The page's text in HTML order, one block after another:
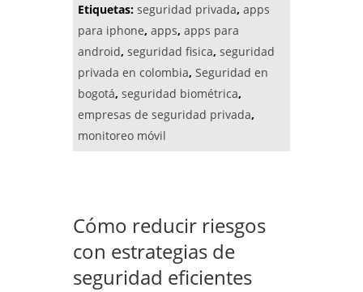
Etiquetas: seguridad privada, apps
para iphone, apps, apps para
android, seguridad fisica, seguridad
privada en colombia, Seguridad en
bogotá, seguridad biométrica,
empresas de seguridad privada,
monitoreo móvil
Cómo reducir riesgos
con estrategias de
seguridad eficientes